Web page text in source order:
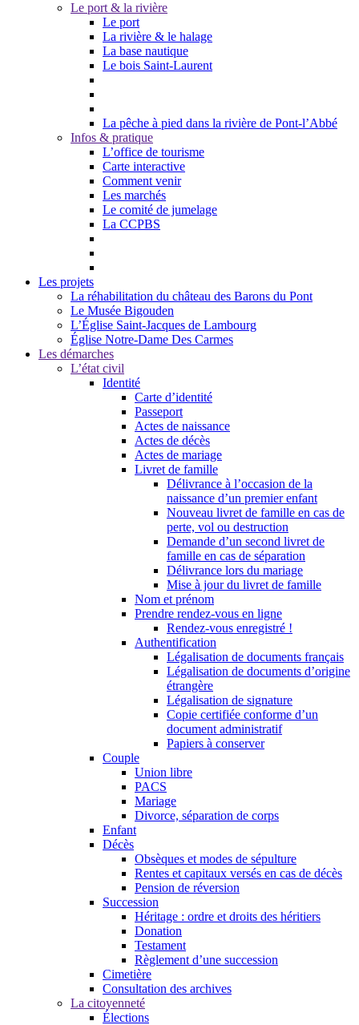
Le port & la rivière
Le port
La rivière & le halage
La base nautique
Le bois Saint-Laurent
La pêche à pied dans la rivière de Pont-l’Abbé
Infos & pratique
L’office de tourisme
Carte interactive
Comment venir
Les marchés
Le comité de jumelage
La CCPBS
Les projets
La réhabilitation du château des Barons du Pont
Le Musée Bigouden
L’Église Saint-Jacques de Lambourg
Église Notre-Dame Des Carmes
Les démarches
L’état civil
Identité
Carte d’identité
Passeport
Actes de naissance
Actes de décès
Actes de mariage
Livret de famille
Délivrance à l’occasion de la
naissance d’un premier enfant
Nouveau livret de famille en cas de
perte, vol ou destruction
Demande d’un second livret de
famille en cas de séparation
Délivrance lors du mariage
Mise à jour du livret de famille
Nom et prénom
Prendre rendez-vous en ligne
Rendez-vous enregistré !
Authentification
Légalisation de documents français
Légalisation de documents d’origine
étrangère
Légalisation de signature
Copie certifiée conforme d’un
document administratif
Papiers à conserver
Couple
Union libre
PACS
Mariage
Divorce, séparation de corps
Enfant
Décès
Obsèques et modes de sépulture
Rentes et capitaux versés en cas de décès
Pension de réversion
Succession
Héritage : ordre et droits des héritiers
Donation
Testament
Règlement d’une succession
Cimetière
Consultation des archives
La citoyenneté
Élections